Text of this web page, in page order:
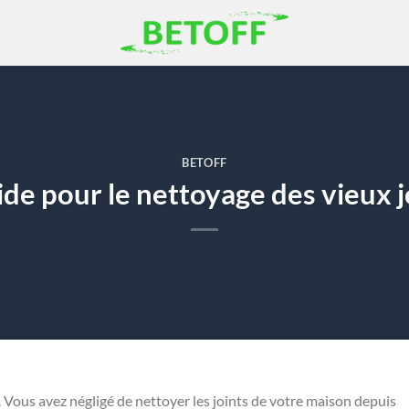
BETOFF
pour le nettoyage des vieux
avez négligé de nettoyer les joints de votre maison depuis